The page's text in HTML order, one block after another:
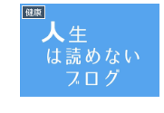
健康